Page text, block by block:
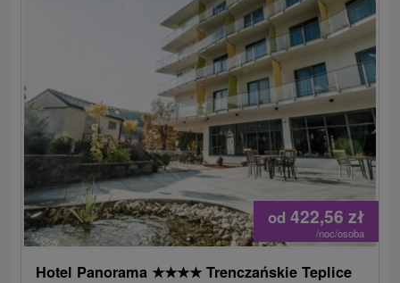
od 422,56 zł
/noc/osoba
Hotel Panorama ★★★★ Trenczańskie Teplice